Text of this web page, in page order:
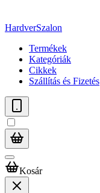
HardverSzalon
Termékek
Kategóriák
Cikkek
Szállítás és Fizetés
Kosár